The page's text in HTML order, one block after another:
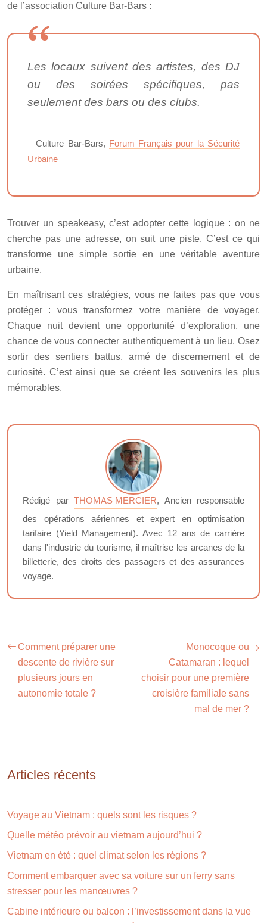
de l’association Culture Bar-Bars :
Les locaux suivent des artistes, des DJ
ou des soirées spécifiques, pas
seulement des bars ou des clubs.
– Culture Bar-Bars, Forum Français pour la Sécurité
Urbaine
Trouver un speakeasy, c’est adopter cette logique : on ne
cherche pas une adresse, on suit une piste. C’est ce qui
transforme une simple sortie en une véritable aventure
urbaine.
En maîtrisant ces stratégies, vous ne faites pas que vous
protéger : vous transformez votre manière de voyager.
Chaque nuit devient une opportunité d’exploration, une
chance de vous connecter authentiquement à un lieu. Osez
sortir des sentiers battus, armé de discernement et de
curiosité. C’est ainsi que se créent les souvenirs les plus
mémorables.
Rédigé par THOMAS MERCIER, Ancien responsable
des opérations aériennes et expert en optimisation
tarifaire (Yield Management). Avec 12 ans de carrière
dans l'industrie du tourisme, il maîtrise les arcanes de la
billetterie, des droits des passagers et des assurances
voyage.
Comment préparer une
descente de rivière sur
plusieurs jours en
autonomie totale ?
Monocoque ou
Catamaran : lequel
choisir pour une première
croisière familiale sans
mal de mer ?
Articles récents
Voyage au Vietnam : quels sont les risques ?
Quelle météo prévoir au vietnam aujourd’hui ?
Vietnam en été : quel climat selon les régions ?
Comment embarquer avec sa voiture sur un ferry sans
stresser pour les manœuvres ?
Cabine intérieure ou balcon : l’investissement dans la vue